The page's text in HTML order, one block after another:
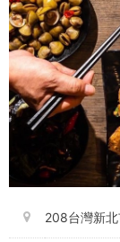
208台灣新